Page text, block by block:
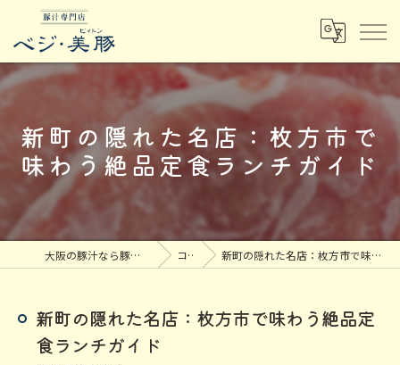
新町の隠れた名店：枚方市で
味わう絶品定食ランチガイド
大阪の豚汁なら豚汁専門店ベジ・美豚 コラム 新町の隠れた名店：枚方市で味わう絶品定食ランチガイド
新町の隠れた名店：枚方市で味わう絶品定
食ランチガイド